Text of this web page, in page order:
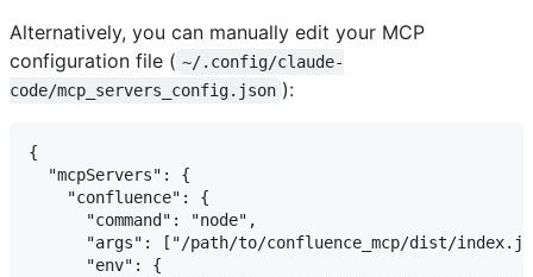
Alternatively, you can manually edit your MCP
configuration file ( ~/.config/claude-
code/mcp_servers_config.json ):
{
  "mcpServers": {
    "confluence": {
      "command": "node",
"args": ["/path/to/confluence_mcp/dist/
      "env": {